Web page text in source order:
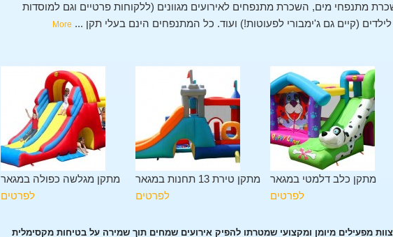
מתנפחי מים, השכרת מתנפחים לאירועים מגוונים (ללקוחות פרטיים וגם למוסדות
(קיים גם ג'ימבורי לפעוטות!) ועוד. כל המתנפחים הינם בעלי תקן ...
More
מתקן מגלשה כפולה במגאר
לפרטים
מתקן טירת 13 תחנות במגאר
לפרטים
מתקן כלב דלמטי במגאר
לפרטים
צוות מפעילים מיומן ומקצועי שמטרתו להפיק אירועים שמחים תוך שמירה על בטיחות מקסימלית